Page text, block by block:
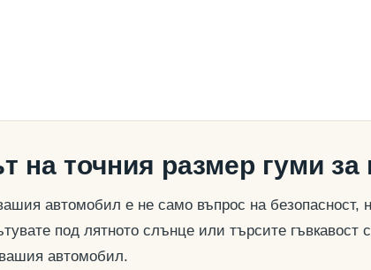
на точния размер гуми
автомобил е не само въпрос на
под лятното слънце или търсите
автомобил.